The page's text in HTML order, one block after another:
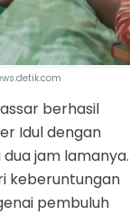
berhasil
Idul dengan
jam lamanya.
keberuntungan
pembuluh